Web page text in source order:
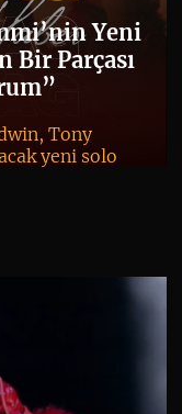
Yeni
Bir Parçası
Tony
yeni solo